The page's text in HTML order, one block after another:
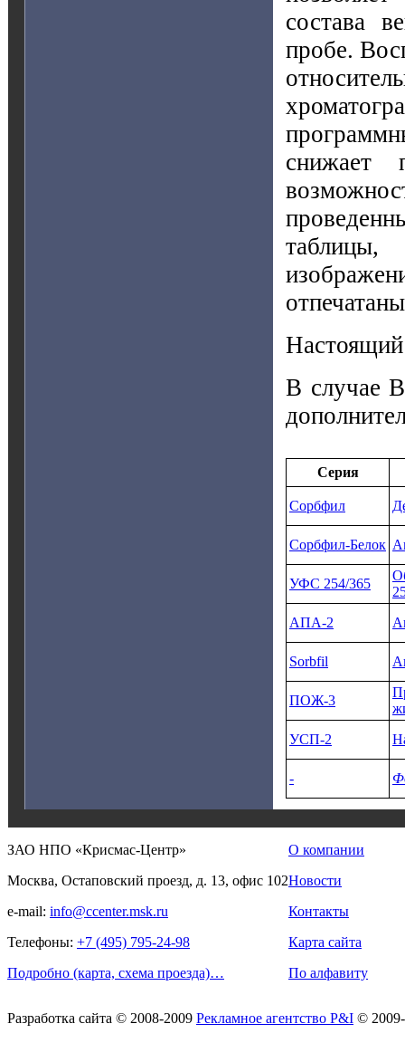
состава
пробе.
снижает
таблицы,
Настоящий
В случае
Серия
Сорбфил
Сорбфил‑Белок
УФС 254/365
АПА‑2
Sorbfil
ПОЖ‑3
УСП‑2
‑
ЗАО НПО «Крисмас-Центр»
Москва, Остаповский проезд, д. 13, офис 102
e-mail: info@ccenter.msk.ru
Телефоны: +7 (495) 795-24-98
Подробно (карта, схема проезда)…
О компании
Новости
Контакты
Карта сайта
По алфавиту
Разработка сайта © 2008-2009 Рекламное агентство P&I ©